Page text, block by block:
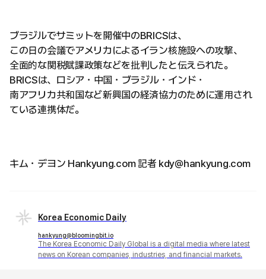
ブラジルでサミットを開催中のBRICSは、
この日の会議でアメリカによるイラン核施設への攻撃、
全面的な関税賦課政策などを批判したと伝えられた。
BRICSは、ロシア・中国・ブラジル・インド・
南アフリカ共和国など新興国の経済協力のために運用され
ている連携体だ。
キム・デヨン Hankyung.com 記者 kdy@hankyung.com
Korea Economic Daily
hankyung@bloomingbit.io
The Korea Economic Daily Global is a digital media where latest
news on Korean companies, industries, and financial markets.